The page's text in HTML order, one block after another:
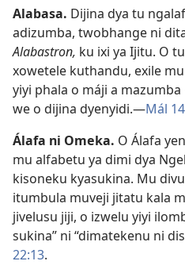
Alabasa. Dijina dya tu
adizumba, twobhange ni
Alabastron, ku ixi ya Ijitu. O
xowetele kuthandu, exile
yiyi phala o máji a
we o dijina dyenyidi.—Mál
Álafa ni Omeka. O Álafa
mu alfabetu ya dimi dya
kisoneku kyasukina. Mu
itumbula muveji jitatu kala
jivelusu jiji, o izwelu yiyi
sukina” ni “dimatekenu ni
22:13.